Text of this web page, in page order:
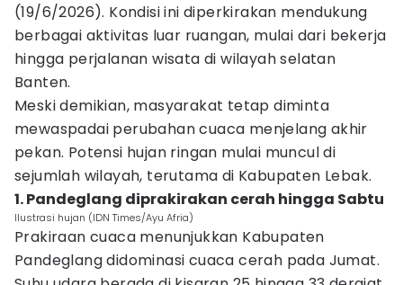
(19/6/2026). Kondisi ini diperkirakan mendukung
berbagai aktivitas luar ruangan, mulai dari bekerja
hingga perjalanan wisata di wilayah selatan
Banten.
Meski demikian, masyarakat tetap diminta
mewaspadai perubahan cuaca menjelang akhir
pekan. Potensi hujan ringan mulai muncul di
sejumlah wilayah, terutama di Kabupaten Lebak.
1. Pandeglang diprakirakan cerah hingga Sabtu
Ilustrasi hujan (IDN Times/Ayu Afria)
Prakiraan cuaca menunjukkan Kabupaten
Pandeglang didominasi cuaca cerah pada Jumat.